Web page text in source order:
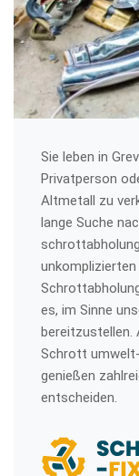
Sie leben in
Privatperson
Altmetall zu
lange Suche
es, im Sinne
bereitzustellen.
Schrott
genießen
entscheiden.